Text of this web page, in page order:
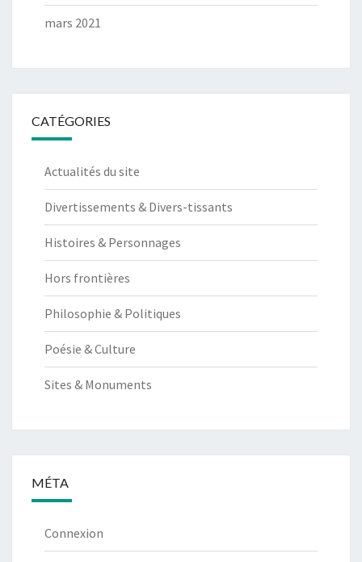
mars 2021
CATÉGORIES
Actualités du site
Divertissements & Divers-tissants
Histoires & Personnages
Hors frontières
Philosophie & Politiques
Poésie & Culture
Sites & Monuments
MÉTA
Connexion